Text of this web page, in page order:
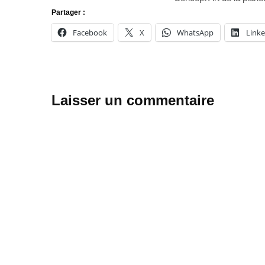
Partager :
Facebook X WhatsApp
Laisser un commentaire